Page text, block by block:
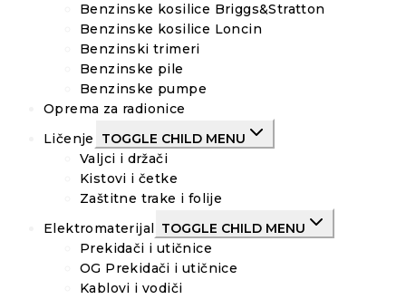
Benzinske kosilice Briggs&Stratton
Benzinske kosilice Loncin
Benzinski trimeri
Benzinske pile
Benzinske pumpe
Oprema za radionice
Ličenje
TOGGLE CHILD MENU
Valjci i držači
Kistovi i četke
Zaštitne trake i folije
Elektromaterijal
TOGGLE CHILD MENU
Prekidači i utičnice
OG Prekidači i utičnice
Kablovi i vodiči